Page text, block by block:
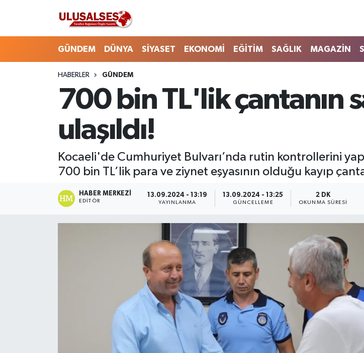
GÜNDEM DÜNYA SİYASET EKONOMİ EĞİTİM SAĞLIK MAGAZİN
HABERLER GÜNDEM
700 bin TL'lik çantanın
ulaşıldı!
Kocaeli'de Cumhuriyet Bulvarı’nda rutin kontrollerini
700 bin TL’lik para ve ziynet eşyasının olduğu kayıp
HABER MERKEZI
EDITÖR
13.09.2024 - 13:19
YAYINLANMA
13.09.2024 - 13:25
GÜNCELLEME
2 DK
OKUNMA SÜRESI
GÜNDEM
DÜNYA
SİYASET
MAGAZİN
Hava Durumu
Trafik Durumu
Süper Lig Puan Durumu ve Fikstür
Son Dakika Haberleri
Haber Arşivi